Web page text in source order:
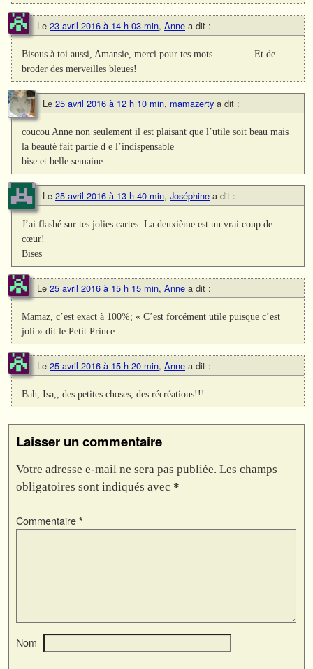
Le 23 avril 2016 à 14 h 03 min, Anne a dit :
Bisous à toi aussi, Amansie, merci pour tes mots………….Et de
broder des merveilles bleues!
Le 25 avril 2016 à 12 h 10 min, mamazerty a dit :
coucou Anne non seulement il est plaisant que l’utile soit beau mais
la beauté fait partie d e l’indispensable
bise et belle semaine
Le 25 avril 2016 à 13 h 40 min, Joséphine a dit :
J’ai flashé sur tes jolies cartes. La deuxième est un vrai coup de
cœur!
Bises
Le 25 avril 2016 à 15 h 15 min, Anne a dit :
Mamaz, c’est exact à 100%; « C’est forcément utile puisque c’est
joli » dit le Petit Prince….
Le 25 avril 2016 à 15 h 20 min, Anne a dit :
Bah, Isa,, des petites choses, des récréations!!!
Laisser un commentaire
Votre adresse e-mail ne sera pas publiée. Les champs
obligatoires sont indiqués avec *
Commentaire *
Nom